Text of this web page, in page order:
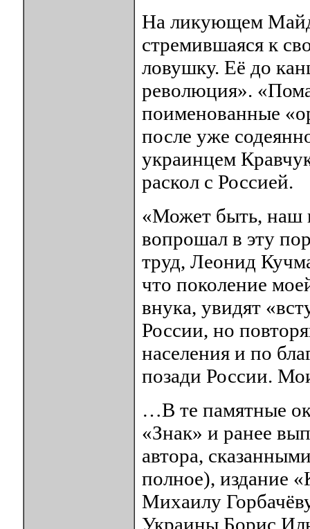
На ликующем
стремившаяся к
ловушку. Её до
революция».
поименованные
после уже
украинцем
раскол с Россией.
«Может быть, наш
вопрошал в эту
труд, Леонид
что поколение
внука, увидят
России, но
населения и по
позади России.
…В те памятные
«Знак» и ранее
автора,
полное), издание
Михаилу
Украины Борис